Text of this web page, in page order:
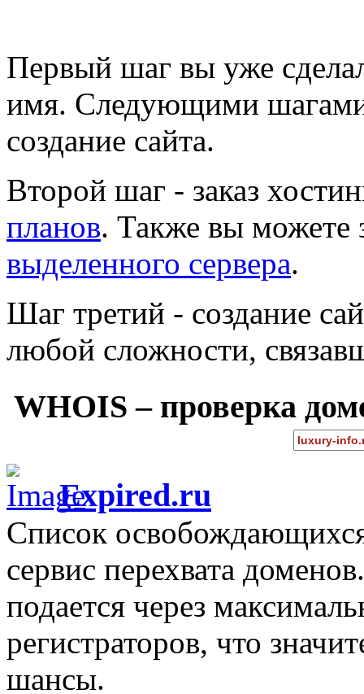
Первый шаг вы уже
имя. Следующими шагами
создание сайта.
Второй шаг - заказ
планов. Также вы можете
выделенного сервера.
Шаг третий - создание
любой сложности,
WHOIS – проверка
Expired.ru
Список
сервис перехвата
подается через
регистраторов, что
шансы.